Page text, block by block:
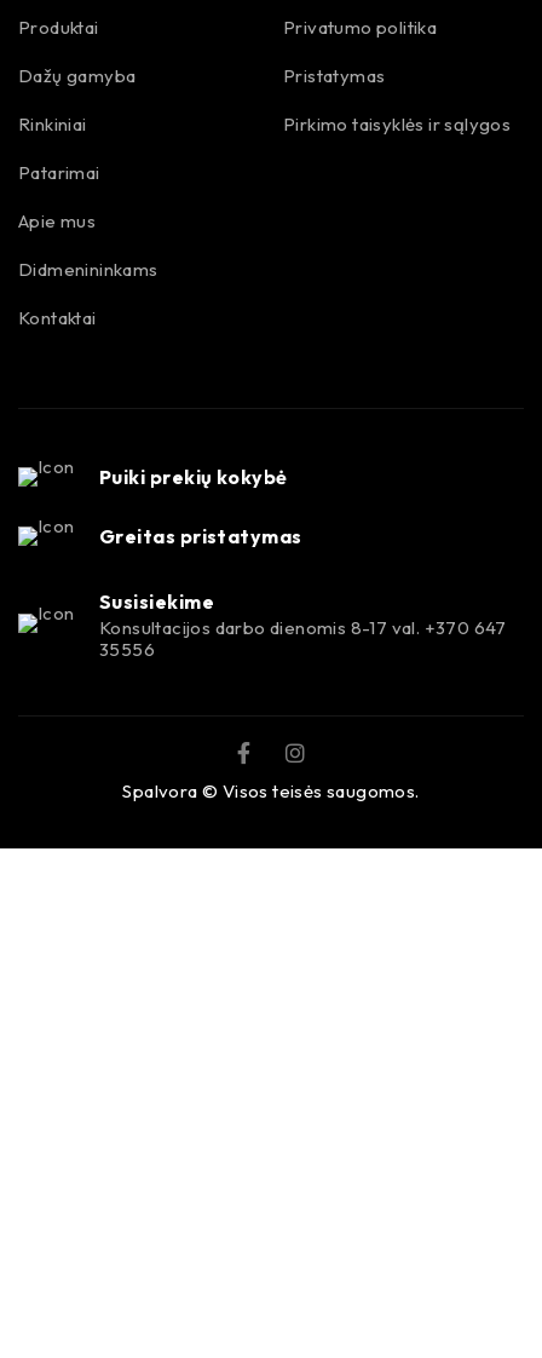
Produktai
Dažų gamyba
Rinkiniai
Patarimai
Apie mus
Didmenininkams
Kontaktai
Privatumo politika
Pristatymas
Pirkimo taisyklės ir sąlygos
Puiki prekių kokybė
Greitas pristatymas
Susisiekime
Konsultacijos darbo dienomis 8-17 val. +370 647
35556
Spalvora © Visos teisės saugomos.